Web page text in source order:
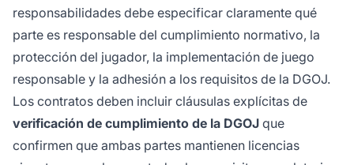
responsabilidades debe especificar claramente qué
parte es responsable del cumplimiento normativo, la
protección del jugador, la implementación de juego
responsable y la adhesión a los requisitos de la DGOJ.
Los contratos deben incluir cláusulas explícitas de
verificación de cumplimiento de la DGOJ que
confirmen que ambas partes mantienen licencias